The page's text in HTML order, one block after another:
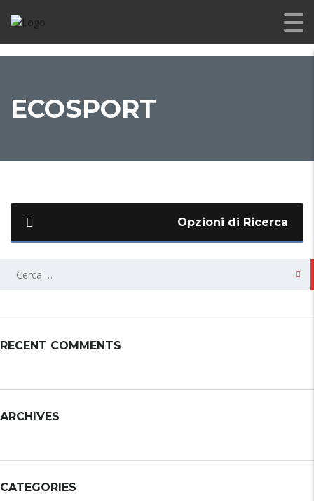
ECOSPORT
Opzioni di Ricerca
RECENT COMMENTS
ARCHIVES
CATEGORIES